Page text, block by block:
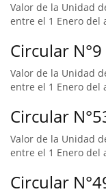
Valor de la Unidad
entre el 1 Enero del
Circular
Valor de la Unidad
entre el 1 Enero del
Circular
Valor de la Unidad
entre el 1 Enero del
Circular